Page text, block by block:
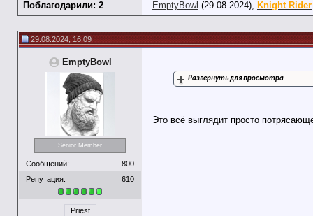
Поблагодарили: 2 EmptyBowl (29.08.2024), Knight Rider
29.08.2024, 16:09
EmptyBowl
Senior Member
Сообщений:
800
Репутация:
610
Priest
Развернуть для просмотра
Это всё выглядит просто